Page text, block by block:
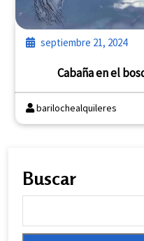
septiembre 21, 2024
Cabaña en el
barilochealquileres
Buscar